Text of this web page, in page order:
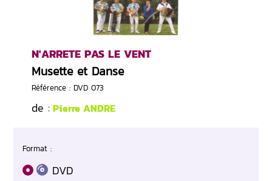
N'ARRETE PAS LE VENT
Musette et Danse
Référence : DVD 073
de : Pierre ANDRE
Format :
DVD